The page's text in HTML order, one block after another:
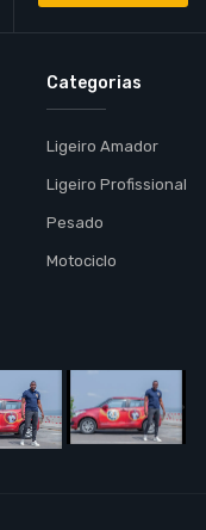
Categorias
Ligeiro Amador
Ligeiro Profissional
Pesado
Motociclo